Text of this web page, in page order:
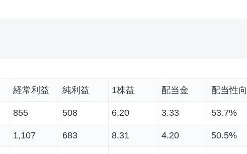
経常利益 純利益 1株益 配当金 配当性向
855 508 6.20 3.33 53.7%
1,107 683 8.31 4.20 50.5%